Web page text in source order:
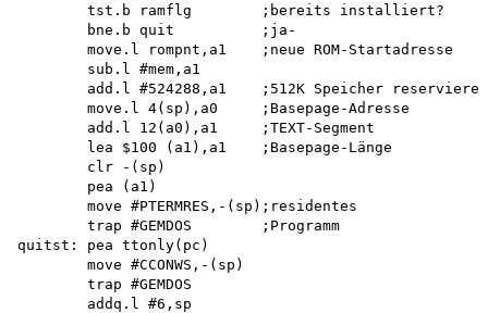
        tst.b ramflg        ;bereits installiert?
        bne.b quit          ;ja-
        move.l rompnt,a1    ;neue ROM-Startadresse
        sub.l #mem,a1
add.l #524288,a1    ;512K Speicher
        move.l 4(sp),a0     ;Basepage-Adresse
        add.l 12(a0),a1     ;TEXT-Segment
        lea $100 (a1),a1    ;Basepage-Länge
        clr -(sp)
        pea (a1)
        move #PTERMRES,-(sp);residentes
        trap #GEMDOS        ;Programm
quitst: pea ttonly(pc)
        move #CCONWS,-(sp)
        trap #GEMDOS
        addq.l #6,sp